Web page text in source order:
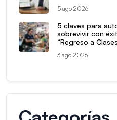
5 ago 2026
5 claves para
sobrevivir con
“Regreso a
3 ago 2026